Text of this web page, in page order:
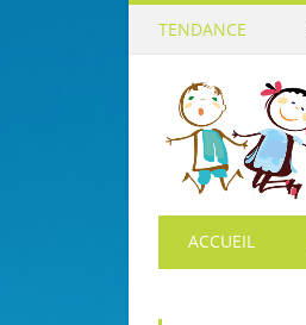
TENDANCE
ACCUEIL